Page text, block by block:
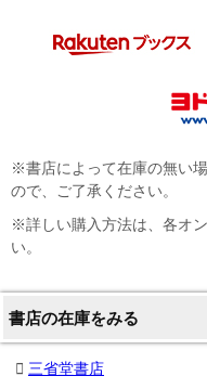
※書店によって在庫の無い
ので、ご了承ください。
※詳しい購入方法は、各オ
い。
書店の在庫をみる
三省堂書店